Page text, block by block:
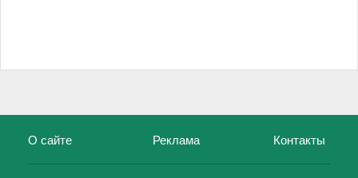
О сайте Реклама Контакты